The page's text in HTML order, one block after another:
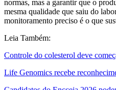
normas, mas a garantir que o
mesma qualidade que saiu do
monitoramento preciso é o que
Leia Também:
Controle do colesterol deve
Life Genomics recebe